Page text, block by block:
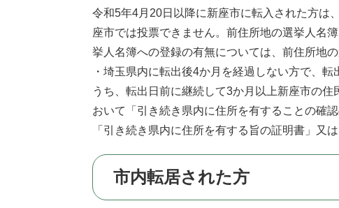
令和5年4月20日以降に新座市に転入された方は
座市では投票できません。前住所地の選挙人名
挙人名簿への登録の有無については、前住所地
・埼玉県内に転出後4か月を経過しない方で、
うち、転出日前に継続して3か月以上新座市の
おいて「引き続き県内に住所を有することの確
「引き続き県内に住所を有する旨の証明書」又
市内転居された方